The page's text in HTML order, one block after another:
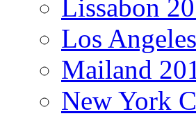
Lissabon
Los
Mailand
New York